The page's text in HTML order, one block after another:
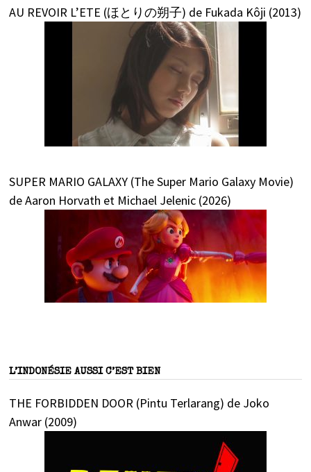
AU REVOIR L’ETE (ほとりの朔子) de Fukada Kôji (2013)
SUPER MARIO GALAXY (The Super Mario Galaxy Movie)
de Aaron Horvath et Michael Jelenic (2026)
L’INDONÉSIE AUSSI C’EST BIEN
THE FORBIDDEN DOOR (Pintu Terlarang) de Joko
Anwar (2009)